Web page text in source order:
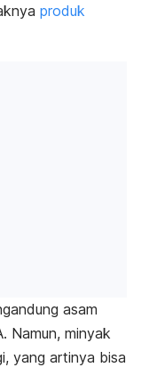
produk
asam
Namun, minyak
yang artinya bisa